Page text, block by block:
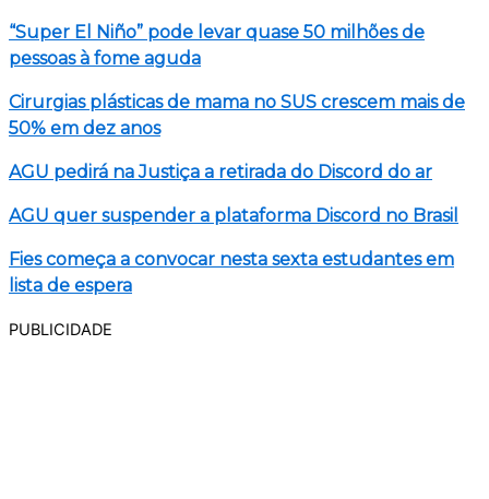
“Super El Niño” pode levar quase 50 milhões de
pessoas à fome aguda
Cirurgias plásticas de mama no SUS crescem mais de
50% em dez anos
AGU pedirá na Justiça a retirada do Discord do ar
AGU quer suspender a plataforma Discord no Brasil
Fies começa a convocar nesta sexta estudantes em
lista de espera
PUBLICIDADE